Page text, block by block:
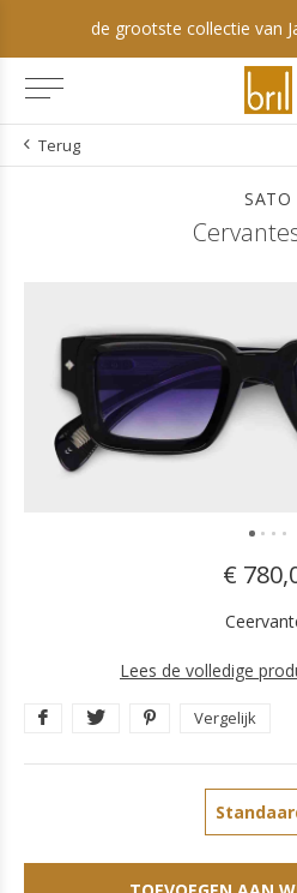
de grootste collectie van
Terug
SATO
€
Lees de volledige
Vergelijk